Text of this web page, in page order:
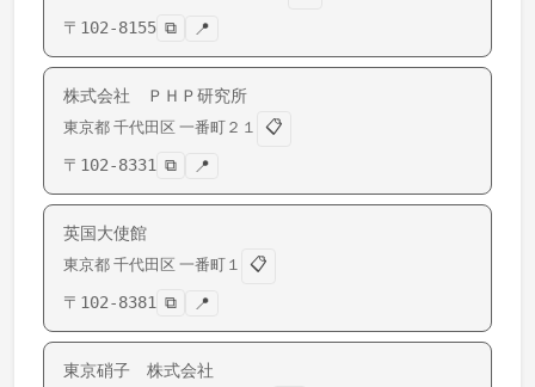
〒 102-8155 ⧉ 📍
株式会社 ＰＨＰ研究所
東京都 千代田区 一番町 ２１
📋
〒 102-8331 ⧉ 📍
英国大使館
東京都 千代田区 一番町 １
📋
〒 102-8381 ⧉ 📍
東京硝子 株式会社